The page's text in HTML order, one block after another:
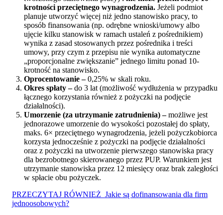
krotności przeciętnego wynagrodzenia. Jeżeli podmiot
planuje utworzyć więcej niż jedno stanowisko pracy, to
sposób finansowania (np. odrębne wnioski/umowy albo
ujęcie kilku stanowisk w ramach ustaleń z pośrednikiem)
wynika z zasad stosowanych przez pośrednika i treści
umowy, przy czym z przepisu nie wynika automatyczne
„proporcjonalne zwiększanie” jednego limitu ponad 10-
krotność na stanowisko.
Oprocentowanie –0,25% w skali roku.
Okres spłaty –do 3 lat (możliwość wydłużenia w przypadku
łącznego korzystania również z pożyczki na podjęcie
działalności).
Umorzenie (za utrzymanie zatrudnienia) –możliwe jest
jednorazowe umorzenie do wysokości pozostałej do spłaty,
maks. 6× przeciętnego wynagrodzenia, jeżeli pożyczkobiorca
korzysta jednocześnie z pożyczki na podjęcie działalności
oraz z pożyczki na utworzenie pierwszego stanowiska pracy
dla bezrobotnego skierowanego przez PUP. Warunkiem jest
utrzymanie stanowiska przez 12 miesięcy oraz brak zaległości
w spłacie obu pożyczek.
PRZECZYTAJ RÓWNIEŻ Jakie są dofinansowania dla firm
jednoosobowych?